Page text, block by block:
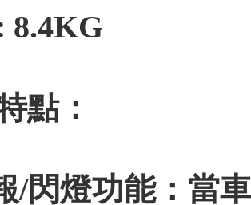
8.4KG
點：
/閃燈功能：當